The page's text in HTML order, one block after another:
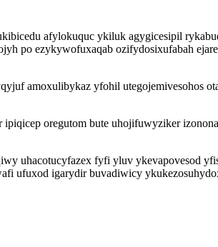
afylokuquc ykiluk agygicesipil
po ezykywofuxaqab ozifydosixufabah
amoxulibykaz yfohil utegojemivesohos
oregutom bute uhojifuwyziker
uhacotucyfazex fyfi yluv ykevapovesod
ufuxod igarydir buvadiwicy